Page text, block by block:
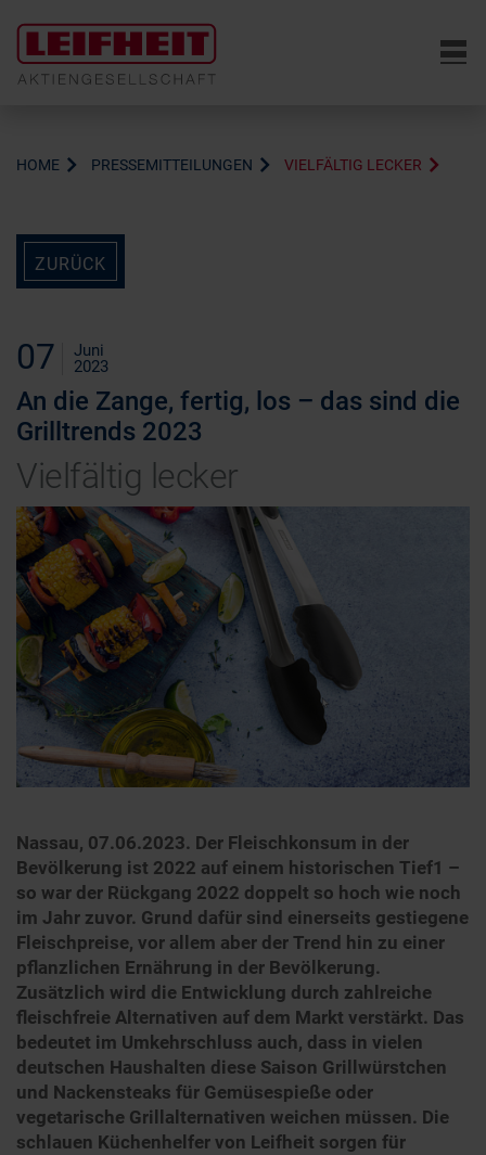
6
HOME PRESSEMITTEILUNGEN VIELFÄLTIG LECKER
ZURÜCK
07
Juni
2023
An die Zange, fertig, los – das sind die
Grilltrends 2023
Vielfältig lecker
Nassau, 07.06.2023. Der Fleischkonsum in der
Bevölkerung ist 2022 auf einem historischen Tief1 –
so war der Rückgang 2022 doppelt so hoch wie noch
im Jahr zuvor. Grund dafür sind einerseits gestiegene
Fleischpreise, vor allem aber der Trend hin zu einer
pflanzlichen Ernährung in der Bevölkerung.
Zusätzlich wird die Entwicklung durch zahlreiche
fleischfreie Alternativen auf dem Markt verstärkt. Das
bedeutet im Umkehrschluss auch, dass in vielen
deutschen Haushalten diese Saison Grillwürstchen
und Nackensteaks für Gemüsespieße oder
vegetarische Grillalternativen weichen müssen. Die
schlauen Küchenhelfer von Leifheit sorgen für